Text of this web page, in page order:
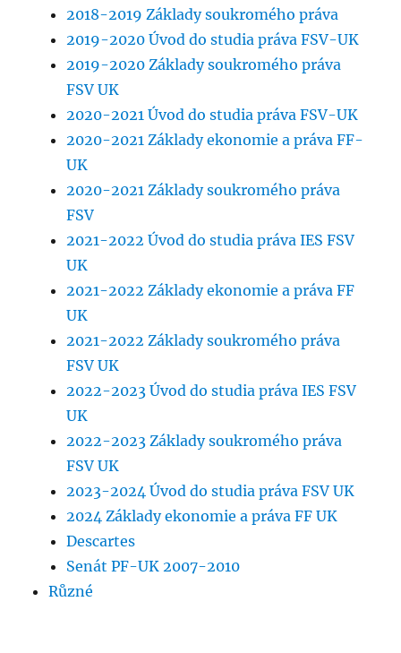
2018-2019 Základy soukromého práva
2019-2020 Úvod do studia práva FSV-UK
2019-2020 Základy soukromého práva
FSV UK
2020-2021 Úvod do studia práva FSV-UK
2020-2021 Základy ekonomie a práva FF-
UK
2020-2021 Základy soukromého práva
FSV
2021-2022 Úvod do studia práva IES FSV
UK
2021-2022 Základy ekonomie a práva FF
UK
2021-2022 Základy soukromého práva
FSV UK
2022-2023 Úvod do studia práva IES FSV
UK
2022-2023 Základy soukromého práva
FSV UK
2023-2024 Úvod do studia práva FSV UK
2024 Základy ekonomie a práva FF UK
Descartes
Senát PF-UK 2007-2010
Různé